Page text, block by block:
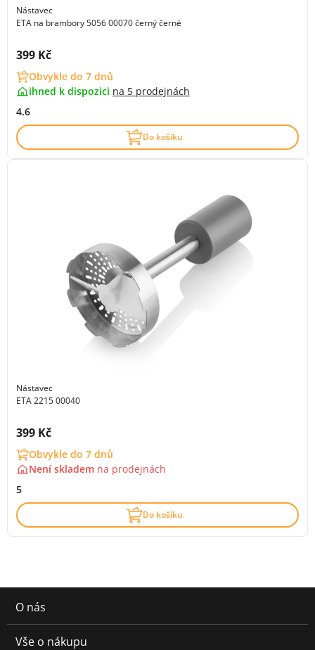
Nástavec
ETA na brambory 5056 00070 černý černé
Cena s DPH:
399 Kč
Obvykle do 7 dnů
ihned k dispozici na 5 prodejnách
4.6
Do košíku
Nástavec
ETA 2215 00040
Cena s DPH:
399 Kč
Obvykle do 7 dnů
Není skladem na prodejnách
5
Do košíku
O nás
Vše o nákupu